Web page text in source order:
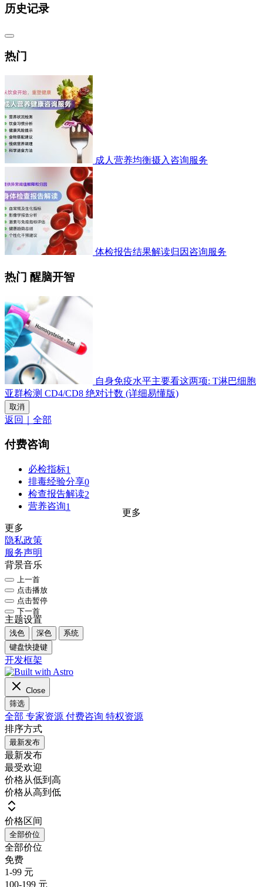
历史记录
热门
成人营养均衡摄入咨询服务
体检报告结果解读归因咨询服务
热门 醒脑开智
自身免疫水平主要看这两项: T淋巴细胞
亚群检测 CD4/CD8 绝对计数 (详细易懂版)
取消
返回｜全部
付费咨询
必检指标1
排毒经验分享0
检查报告解读2
营养咨询1
更多
更多
隐私政策
服务声明
背景音乐
上一首
点击播放
点击暂停
下一首
主题设置
浅色 深色
系统
键盘快捷键
开发框架
Close
筛选
全部 专家资源 付费咨询 特权资源
排序方式
最新发布
最新发布
最受欢迎
价格从低到高
价格从高到低
价格区间
全部价位
全部价位
免费
1-99 元
100-199 元